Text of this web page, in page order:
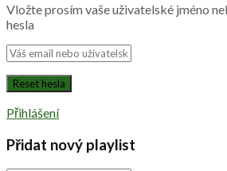
Vložte prosím vaše uživatelské jméno
hesla
Přihlášení
Přidat nový playlist